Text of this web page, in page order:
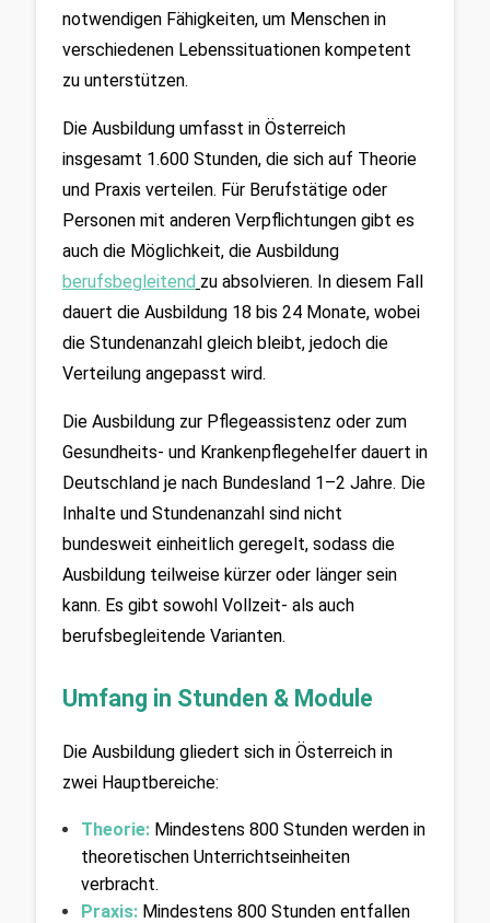
notwendigen Fähigkeiten, um Menschen in
verschiedenen Lebenssituationen kompetent
zu unterstützen.
Die Ausbildung umfasst in Österreich
insgesamt 1.600 Stunden, die sich auf Theorie
und Praxis verteilen. Für Berufstätige oder
Personen mit anderen Verpflichtungen gibt es
berufsbegleitend zu absolvieren. In diesem Fall
dauert die Ausbildung 18 bis 24 Monate, wobei
die Stundenanzahl gleich bleibt, jedoch die
Verteilung angepasst wird.
Die Ausbildung zur Pflegeassistenz oder zum
Gesundheits- und Krankenpflegehelfer dauert in
Deutschland je nach Bundesland 1–2 Jahre. Die
Inhalte und Stundenanzahl sind nicht
bundesweit einheitlich geregelt, sodass die
Ausbildung teilweise kürzer oder länger sein
kann. Es gibt sowohl Vollzeit- als auch
berufsbegleitende Varianten.
Umfang in Stunden & Module
Die Ausbildung gliedert sich in Österreich in
zwei Hauptbereiche:
Theorie: Mindestens 800 Stunden werden in
theoretischen Unterrichtseinheiten
verbracht.
Praxis: Mindestens 800 Stunden entfallen